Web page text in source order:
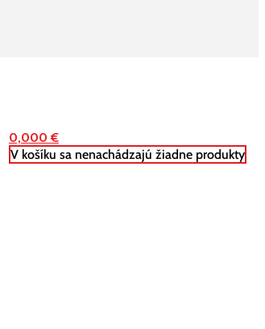
0,000€
V košíku sa nenachádzajú žiadne produkty